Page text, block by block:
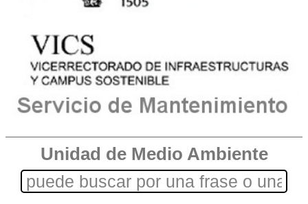
Unidad de Medio Ambiente